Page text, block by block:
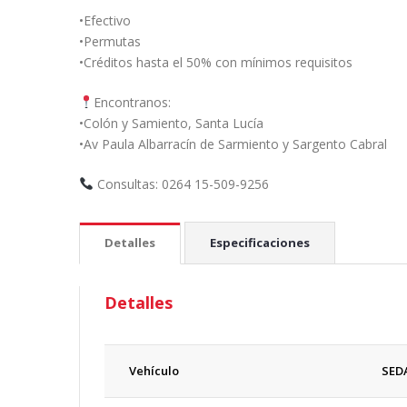
•Efectivo
•Permutas
•Créditos hasta el 50% con mínimos requisitos
Encontranos:
•Colón y Samiento, Santa Lucía
•Av Paula Albarracín de Sarmiento y Sargento Cabral
Consultas: 0264 15-509-9256
Detalles Especificaciones
Detalles
Vehículo